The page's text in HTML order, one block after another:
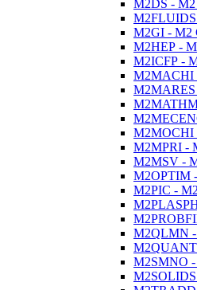
M2DS - M2
M2FLUIDS
M2GI - M2
M2HEP -
M2ICFP -
M2MACHI
M2MARES
M2MOCHI
M2MPRI -
M2MSV -
M2OPTIM
M2PIC -
M2QLMN -
M2SMNO -
M2SOLIDS